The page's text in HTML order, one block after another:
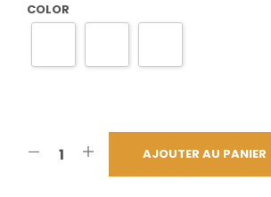
COLOR
AJOUTER AU PANIER